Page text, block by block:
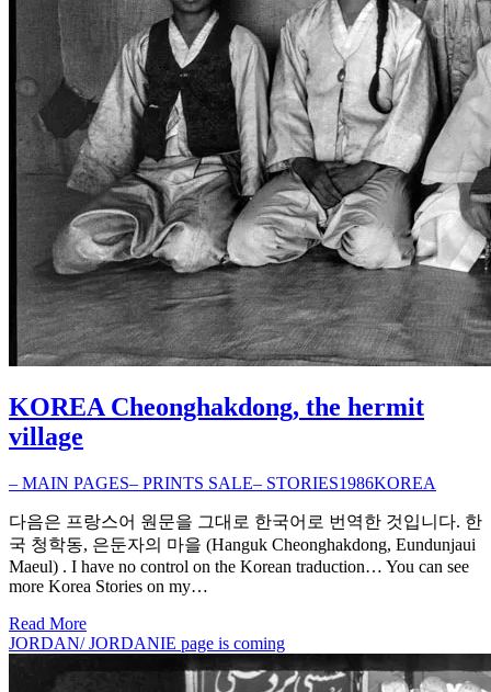
KOREA Cheonghakdong, the hermit
village
– MAIN PAGES– PRINTS SALE– STORIES1986KOREA
다음은 프랑스어 원문을 그대로 한국어로 번역한 것입니다. 한
국 청학동, 은둔자의 마을 (Hanguk Cheonghakdong, Eundunjaui
Maeul) . I have no control on the Korean traduction… You can see
more Korea Stories on my…
Read More
JORDAN/ JORDANIE page is coming